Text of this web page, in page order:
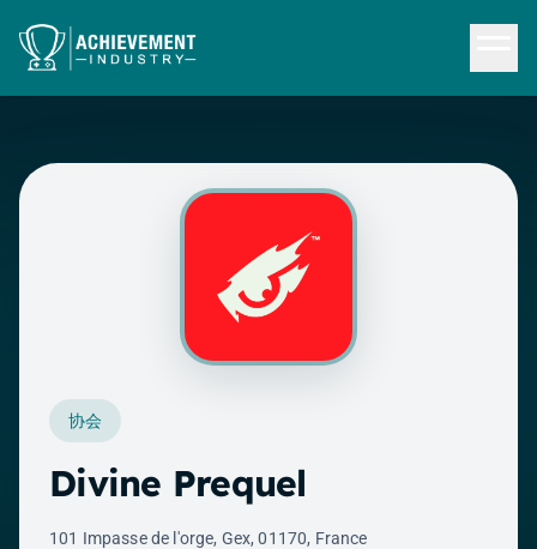
协会
Divine Prequel
101 Impasse de l'orge, Gex, 01170, France